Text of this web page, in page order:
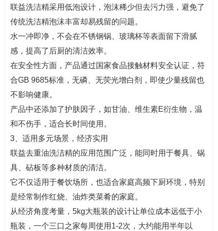
联益洗洁精采用低泡设计，泡沫稀少但去污力强，避免了
传统洗洁精泡沫丰富却易残留的问题。
水一冲即净，不会在不锈钢锅、玻璃杯等表面留下滑腻
感，提高了后厨的清洁效率。
在安全性方面，产品通过国家食品接触材料安全认证，符
合GB 9685标准，无磷、无荧光增白剂，即使少量残留也
不影响健康。
产品中还添加了护肤因子，如甘油、维生素E衍生物，温
和不伤手，适合长时间使用。
3、适用多元场景，经济实用
联益去重油洗洁精的应用范围广泛，能同时用于餐具、锅
具、砧板等多种材质的清洁。
它不仅适用于餐饮场所，也适合家庭高频下厨环境，特别
是经常制作红烧、油炸类菜肴的家庭。
从经济角度考量，5kg大瓶装的设计让单位成本远低于小
瓶装，一个三口之家每周使用1-2次，大约能用半年以